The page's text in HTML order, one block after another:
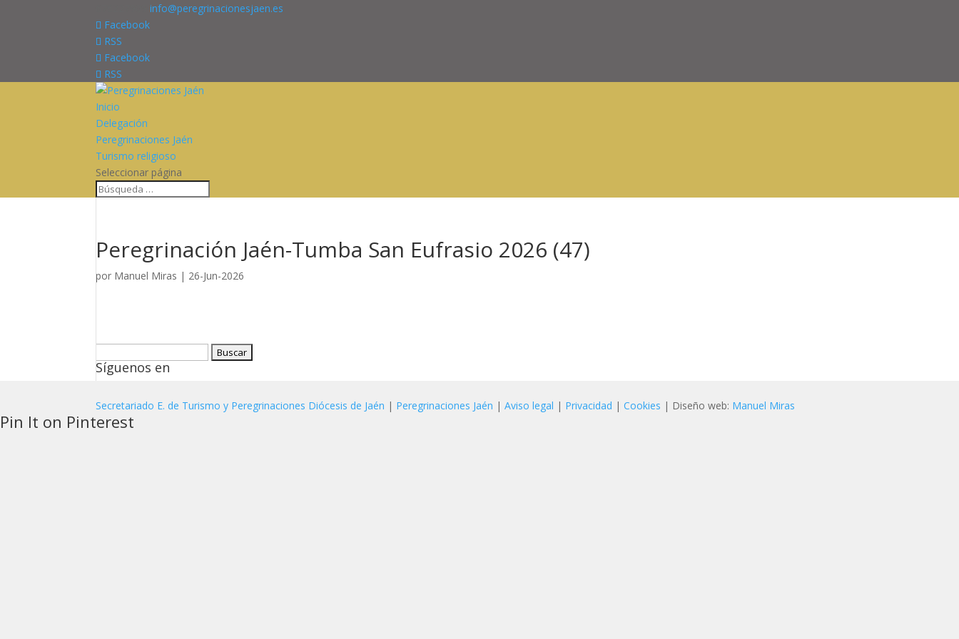
info@peregrinacionesjaen.es
Facebook
RSS
Facebook
RSS
Inicio
Delegación
Peregrinaciones Jaén
Turismo religioso
Seleccionar página
Peregrinación Jaén-Tumba San Eufrasio 2026 (47)
por Manuel Miras | 26-Jun-2026
Síguenos en
Secretariado E. de Turismo y Peregrinaciones Diócesis de Jaén | Peregrinaciones Jaén |Aviso legal | Privacidad |Cookies | Diseño web: Manuel Miras
Pin It on Pinterest